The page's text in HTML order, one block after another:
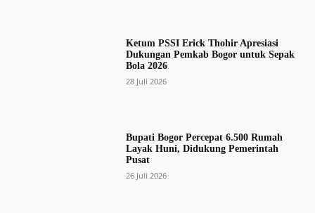
Ketum PSSI Erick Thohir Apresiasi
Dukungan Pemkab Bogor untuk Sepak
Bola 2026
28 Juli 2026
Bupati Bogor Percepat 6.500 Rumah
Layak Huni, Didukung Pemerintah
Pusat
26 Juli 2026